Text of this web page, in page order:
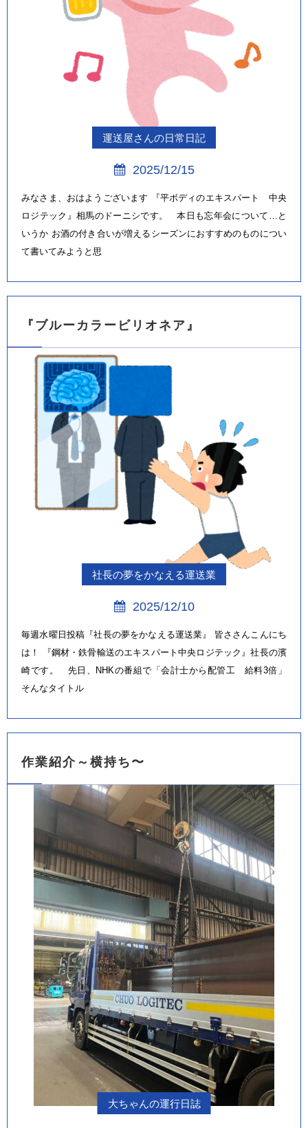
運送屋さんの日常日記
2025/12/15
みなさま、おはようございます 『平ボディのエキスパート 中央
ロジテック』相馬のドーニシです。 本日も忘年会について…と
いうか お酒の付き合いが増えるシーズンにおすすめのものについ
て書いてみようと思
『ブルーカラービリオネア』
社長の夢をかなえる運送業
2025/12/10
毎週水曜日投稿『社長の夢をかなえる運送業』 皆ささんこんにち
は！ 『鋼材・鉄骨輸送のエキスパート中央ロジテック』社長の濱
崎です。 先日、NHKの番組で「会計士から配管工 給料3倍」
そんなタイトル
作業紹介～横持ち〜
大ちゃんの運行日誌